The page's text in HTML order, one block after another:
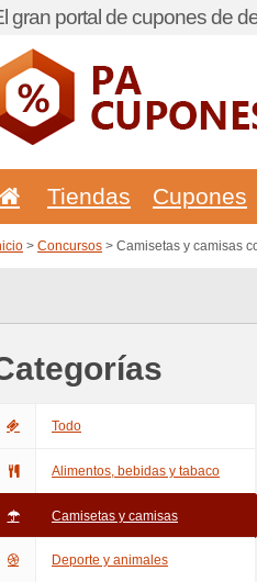
gran portal de cupones de
Tiendas Cupones
> Concursos > Camisetas y camisas
Todo
Alimentos, bebidas y tabaco
Camisetas y camisas
Deporte y animales